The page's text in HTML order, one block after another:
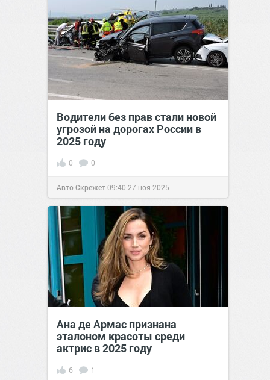
Водители без прав стали новой
угрозой на дорогах России в
2025 году
0 0
Авто Скрежет09:40 27 ноя 2025
Ана де Армас признана
эталоном красоты среди
актрис в 2025 году
6 1